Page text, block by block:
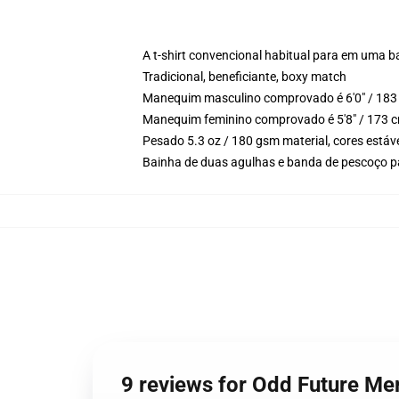
A t-shirt convencional habitual para em uma
Tradicional, beneficiante, boxy match
Manequim masculino comprovado é 6'0" /
Manequim feminino comprovado é 5'8" / 173
Pesado 5.3 oz / 180 gsm material, cores
Bainha de duas agulhas e banda de pescoço
9 reviews for Odd Future